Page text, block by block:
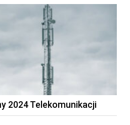
2024 Telekomunikacji